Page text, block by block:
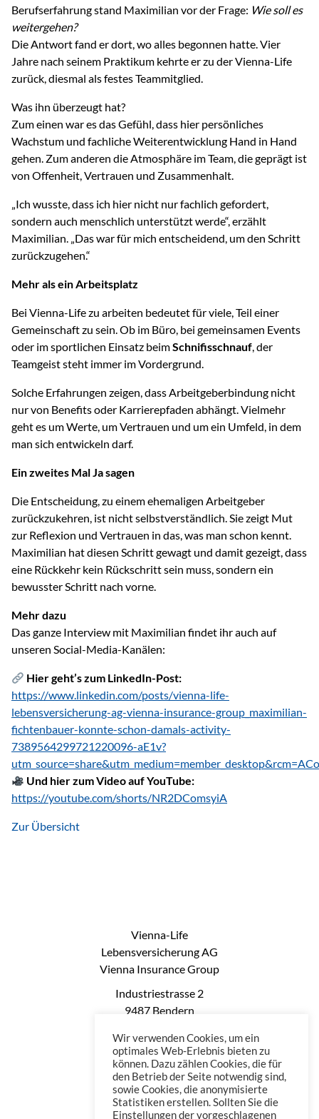
Berufserfahrung stand Maximilian vor der Frage: Wie soll es
weitergehen?
Die Antwort fand er dort, wo alles begonnen hatte. Vier
Jahre nach seinem Praktikum kehrte er zu der Vienna-Life
zurück, diesmal als festes Teammitglied.
Was ihn überzeugt hat?
Zum einen war es das Gefühl, dass hier persönliches
Wachstum und fachliche Weiterentwicklung Hand in Hand
gehen. Zum anderen die Atmosphäre im Team, die geprägt ist
von Offenheit, Vertrauen und Zusammenhalt.
„Ich wusste, dass ich hier nicht nur fachlich gefordert,
sondern auch menschlich unterstützt werde“, erzählt
Maximilian. „Das war für mich entscheidend, um den Schritt
zurückzugehen.“
Mehr als ein Arbeitsplatz
Bei Vienna-Life zu arbeiten bedeutet für viele, Teil einer
Gemeinschaft zu sein. Ob im Büro, bei gemeinsamen Events
oder im sportlichen Einsatz beimSchnifisschnauf, der
Teamgeist steht immer im Vordergrund.
Solche Erfahrungen zeigen, dass Arbeitgeberbindung nicht
nur von Benefits oder Karrierepfaden abhängt. Vielmehr
geht es um Werte, um Vertrauen und um ein Umfeld, in dem
man sich entwickeln darf.
Ein zweites Mal Ja sagen
Die Entscheidung, zu einem ehemaligen Arbeitgeber
zurückzukehren, ist nicht selbstverständlich. Sie zeigt Mut
zur Reflexion und Vertrauen in das, was man schon kennt.
Maximilian hat diesen Schritt gewagt und damit gezeigt, dass
eine Rückkehr kein Rückschritt sein muss, sondern ein
bewusster Schritt nach vorne.
Mehr dazu
Das ganze Interview mit Maximilian findet ihr auch auf
unseren Social-Media-Kanälen:
Hier geht’s zum LinkedIn-Post:
https://www.linkedin.com/posts/vienna-life-
lebensversicherung-ag-vienna-insurance-group_maximilian-
fichtenbauer-konnte-schon-damals-activity-
7389564299721220096-aE1v?
Und hier zum Video auf YouTube:
https://youtube.com/shorts/NR2DComsyiA
Zur Übersicht
Vienna-Life
Lebensversicherung AG
Vienna Insurance Group
Industriestrasse 2
9487 Bendern
Phone: +423 235 0660
Telefax: +423 235 0669
Mail: office@vienna-life.li
Wir verwenden Cookies, um ein
optimales Web-Erlebnis bieten zu
können. Dazu zählen Cookies, die für
den Betrieb der Seite notwendig sind,
sowie Cookies, die anonymisierte
Statistiken erstellen. Sollten Sie die
Einstellungen der vorgeschlagenen